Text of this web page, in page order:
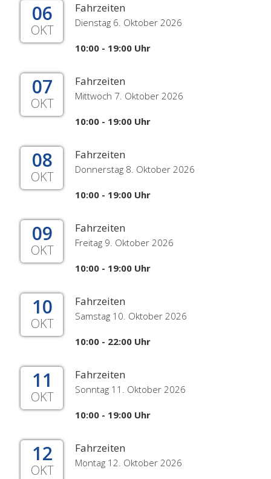
06
OKT
Fahrzeiten
Dienstag 6. Oktober 2026
10:00 - 19:00 Uhr
07
OKT
Fahrzeiten
Mittwoch 7. Oktober 2026
10:00 - 19:00 Uhr
08
OKT
Fahrzeiten
Donnerstag 8. Oktober 2026
10:00 - 19:00 Uhr
09
OKT
Fahrzeiten
Freitag 9. Oktober 2026
10:00 - 19:00 Uhr
10
OKT
Fahrzeiten
Samstag 10. Oktober 2026
10:00 - 22:00 Uhr
11
OKT
Fahrzeiten
Sonntag 11. Oktober 2026
10:00 - 19:00 Uhr
12
OKT
Fahrzeiten
Montag 12. Oktober 2026